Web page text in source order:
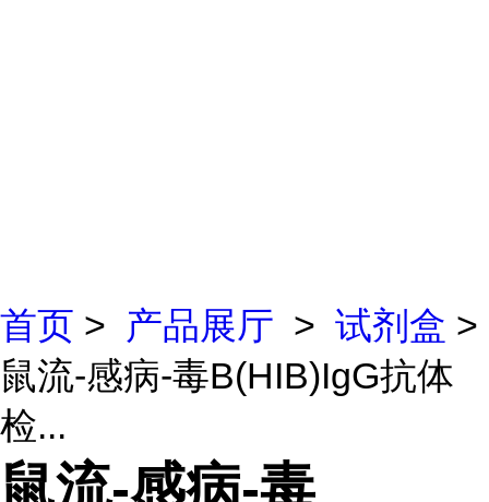
首页 > 产品展厅 > 试剂盒 >
鼠流-感病-毒B(HIB)IgG抗体
检...
鼠流-感病-毒